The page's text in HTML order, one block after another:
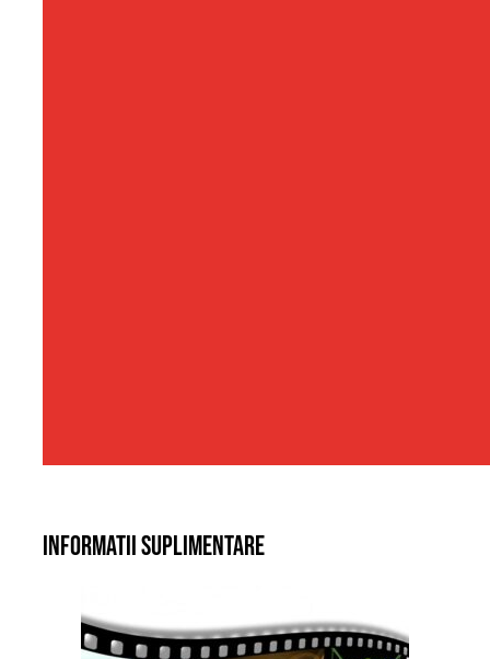
Informatii suplimentare